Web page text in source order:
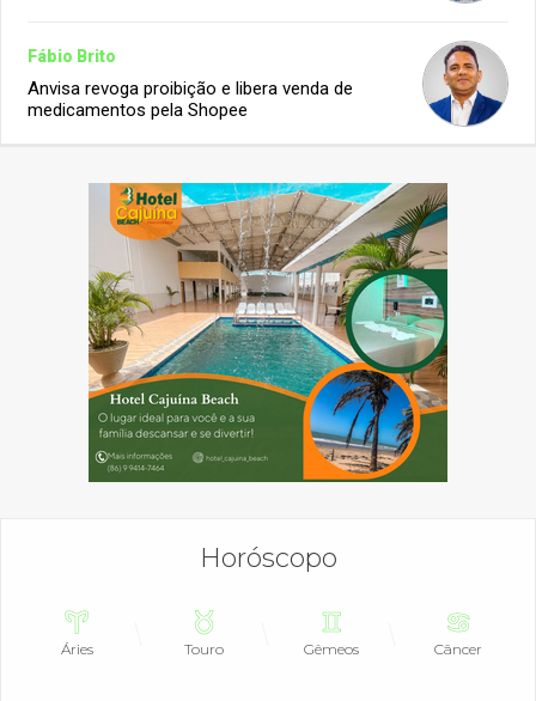
Fábio Brito
Anvisa revoga proibição e libera venda de
medicamentos pela Shopee
Horóscopo
Áries Touro Gêmeos Câncer